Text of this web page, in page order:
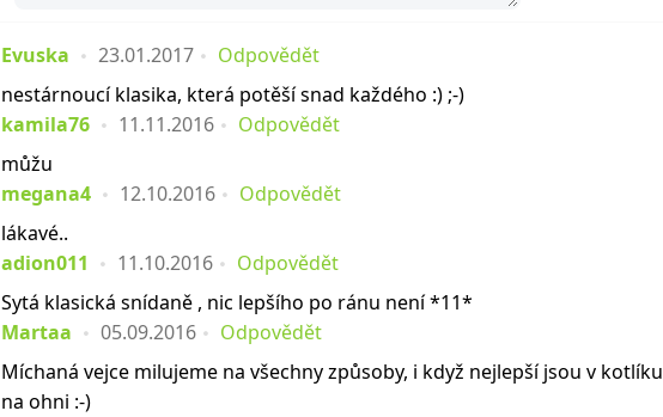
Evuska 23.01.2017
Odpovědět
nestárnoucí klasika, která potěší snad každého :) ;-)
kamila76
11.11.2016
Odpovědět
můžu
megana4
12.10.2016
Odpovědět
lákavé..
adion011
11.10.2016
Odpovědět
Sytá klasická snídaně , nic lepšího po ránu není *11*
Martaa
05.09.2016
Odpovědět
Míchaná vejce milujeme na všechny způsoby, i když nejlepší jsou v kotlíku
na ohni :-)